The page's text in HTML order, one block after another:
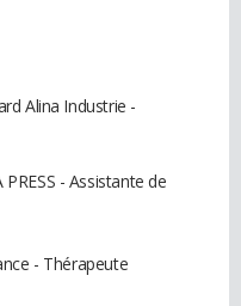
Alina Industrie -
- Assistante de
- Thérapeute